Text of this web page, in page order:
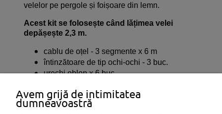
velelor pe pergole și foișoare din lemn.
Acest kit se folosește când lățimea velei
depășește 2,3 m.
cablu de oțel - 3 segmente x 6 m
întinzătoare de tip ochi-ochi - 3 buc.
urechi oblon x 6 buc.
cleme pentru cablul de oțel x 6 buc.
șuruburi pentru lemn x 12 buc.
Avem grijă de intimitatea
dumneavoastră